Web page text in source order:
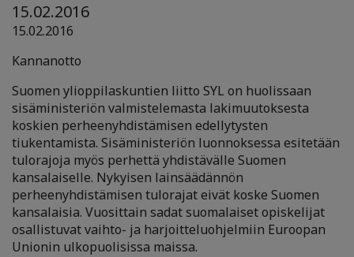
15.02.2016
15.02.2016
Kannanotto
Suomen ylioppilaskuntien liitto SYL on huolissaan
sisäministeriön valmistelemasta lakimuutoksesta
koskien perheenyhdistämisen edellytysten
tiukentamista. Sisäministeriön luonnoksessa esitetään
tulorajoja myös perhettä yhdistävälle Suomen
kansalaiselle. Nykyisen lainsäädännön
perheenyhdistämisen tulorajat eivät koske Suomen
kansalaisia. Vuosittain sadat suomalaiset opiskelijat
osallistuvat vaihto- ja harjoitteluohjelmiin Euroopan
Unionin ulkopuolisissa maissa.